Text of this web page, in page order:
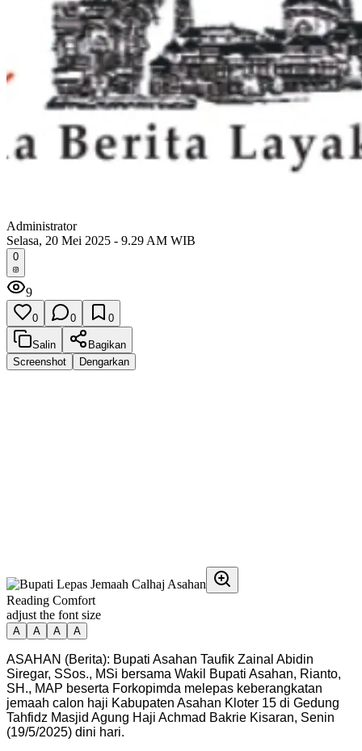
Administrator
Selasa, 20 Mei 2025 - 9.29 AM WIB
0
9
0 0 0
Salin
Bagikan
Screenshot
Dengarkan
Reading Comfort
adjust the font size
A A A A
ASAHAN (Berita): Bupati Asahan Taufik Zainal Abidin
Siregar, SSos., MSi bersama Wakil Bupati Asahan, Rianto,
SH., MAP beserta Forkopimda melepas keberangkatan
jemaah calon haji Kabupaten Asahan Kloter 15 di Gedung
Tahfidz Masjid Agung Haji Achmad Bakrie Kisaran, Senin
(19/5/2025) dini hari.